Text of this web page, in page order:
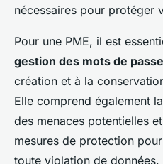
nécessaires pour protéger
Pour une PME, il est
gestion des mots de passe
création et à la
Elle comprend également
des menaces potentielles
mesures de protection
toute violation de données.